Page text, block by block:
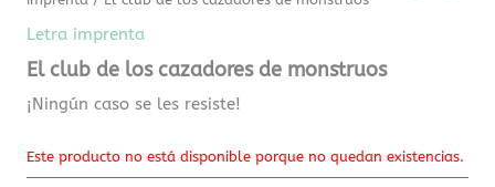
Letra imprenta
El club de los cazadores de monstruos
¡Ningún caso se les resiste!
Este producto no está disponible porque no quedan existencias.